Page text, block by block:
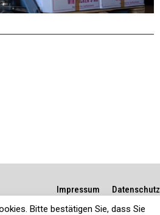
Impressum
Datenschutz
Bitte bestätigen Sie, dass Sie